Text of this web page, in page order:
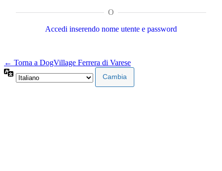
O
Accedi inserendo nome utente e password
← Torna a DogVillage Ferrera di Varese